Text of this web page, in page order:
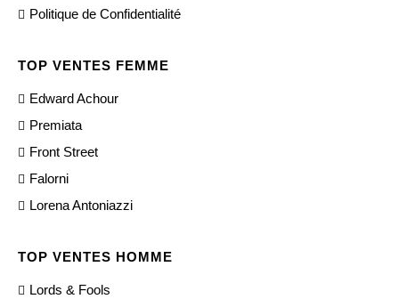
Politique de Confidentialité
TOP VENTES FEMME
Edward Achour
Premiata
Front Street
Falorni
Lorena Antoniazzi
TOP VENTES HOMME
Lords & Fools